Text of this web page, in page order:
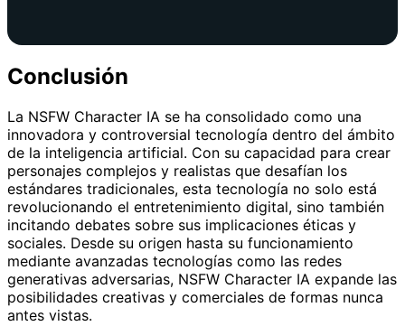
Conclusión
La NSFW Character IA se ha consolidado como una
innovadora y controversial tecnología dentro del ámbito
de la inteligencia artificial. Con su capacidad para crear
personajes complejos y realistas que desafían los
estándares tradicionales, esta tecnología no solo está
revolucionando el entretenimiento digital, sino también
incitando debates sobre sus implicaciones éticas y
sociales. Desde su origen hasta su funcionamiento
mediante avanzadas tecnologías como las redes
generativas adversarias, NSFW Character IA expande las
posibilidades creativas y comerciales de formas nunca
antes vistas.